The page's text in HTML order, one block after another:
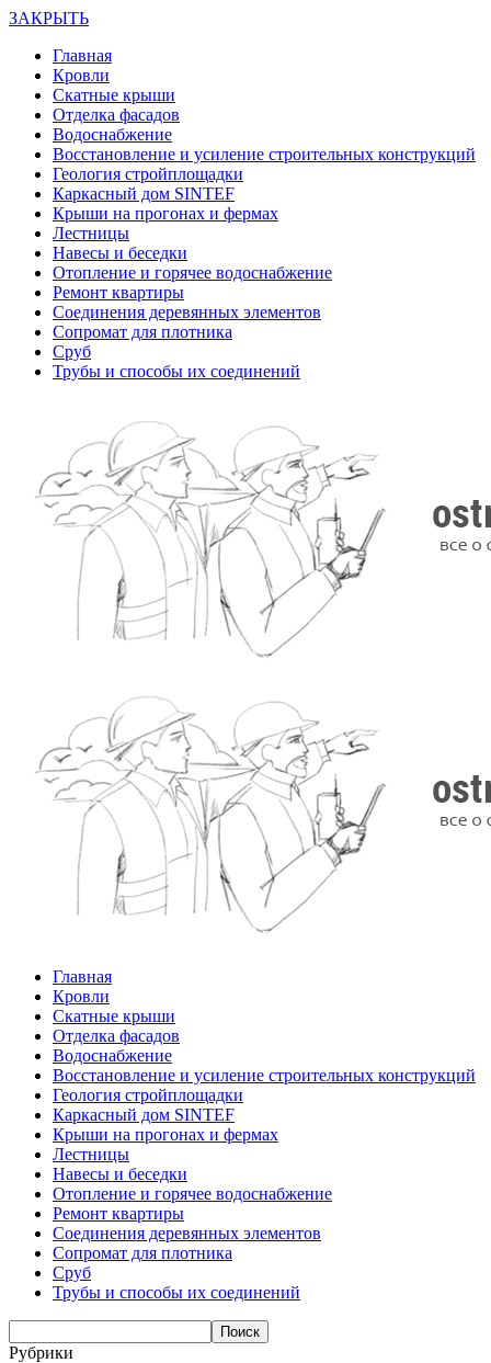
ЗАКРЫТЬ
Главная
Кровли
Скатные крыши
Отделка фасадов
Водоснабжение
Восстановление и усиление строительных конструкций
Геология стройплощадки
Каркасный дом SINTEF
Крыши на прогонах и фермах
Лестницы
Навесы и беседки
Отопление и горячее водоснабжение
Ремонт квартиры
Соединения деревянных элементов
Сопромат для плотника
Сруб
Трубы и способы их соединений
Главная
Кровли
Скатные крыши
Отделка фасадов
Водоснабжение
Восстановление и усиление строительных конструкций
Геология стройплощадки
Каркасный дом SINTEF
Крыши на прогонах и фермах
Лестницы
Навесы и беседки
Отопление и горячее водоснабжение
Ремонт квартиры
Соединения деревянных элементов
Сопромат для плотника
Сруб
Трубы и способы их соединений
Рубрики